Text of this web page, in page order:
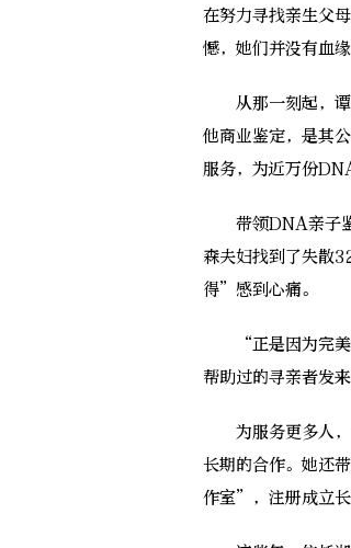
在努力寻找亲生父
憾，她们并没有血
从那一刻起，谭
他商业鉴定，是其
服务，为近万份
带领DNA亲子鉴
森夫妇找到了失散
得”感到心痛。
“正是因为完美结
帮助过的寻亲者发
为服务更多人，
长期的合作。她还
作室”，注册成立长